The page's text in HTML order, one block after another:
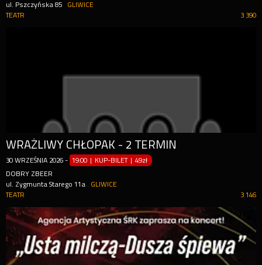
ul. Pszczyńska 85
GLIWICE
3 390
TEATR
WRAŻLIWY CHŁOPAK - 2 TERMIN
30 WRZEŚNIA 2026 - 19:00 | KUP-BILET |49zł
DOBRY ZBEER
ul. Zygmunta Starego 11a
GLIWICE
3 146
TEATR